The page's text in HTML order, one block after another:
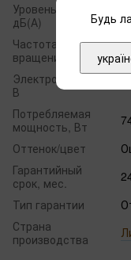
Уровень шума,
дБ(А)
Частота
вращения
Электропитание,
В
Потребляемая
мощность, Вт
Оттенок/цвет
Гарантийный
срок, мес.
Тип гарантии
Страна
производства
Будь